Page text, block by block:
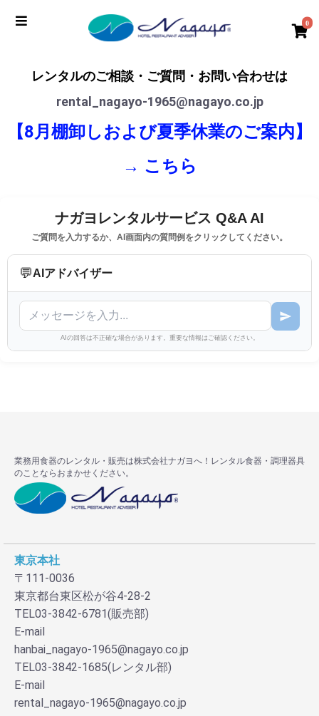
0
レンタルのご相談・ご質問・お問い合わせは
rental_nagayo-1965@nagayo.co.jp
【8月棚卸しおよび夏季休業のご案内】
→ こちら
ナガヨレンタルサービス Q&A AI
ご質問を入力するか、AI画面内の質問例をクリックしてください。
💬AIアドバイザー
AIの回答は不正確な場合があります。重要な情報はご確認ください。
業務用食器のレンタル・販売は株式会社ナガヨへ！レンタル食器・調理器具
のことならおまかせください。
東京本社
〒111-0036
東京都台東区松が谷4-28-2
TEL03-3842-6781(販売部)
E-mail
hanbai_nagayo-1965@nagayo.co.jp
TEL03-3842-1685(レンタル部)
E-mail
rental_nagayo-1965@nagayo.co.jp